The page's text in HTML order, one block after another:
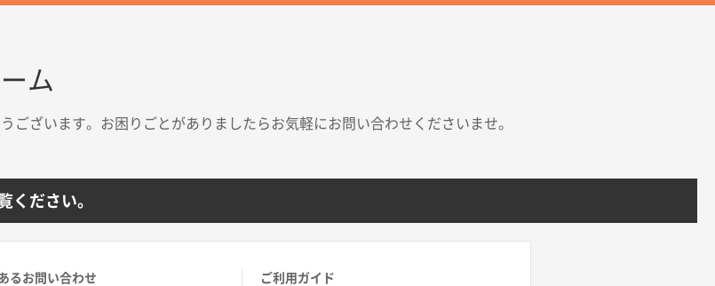
ム
ございます。お困りごとがありましたらお気軽にお問い合わせくださいませ。
ください。
るお問い合わせ ご利用ガイド